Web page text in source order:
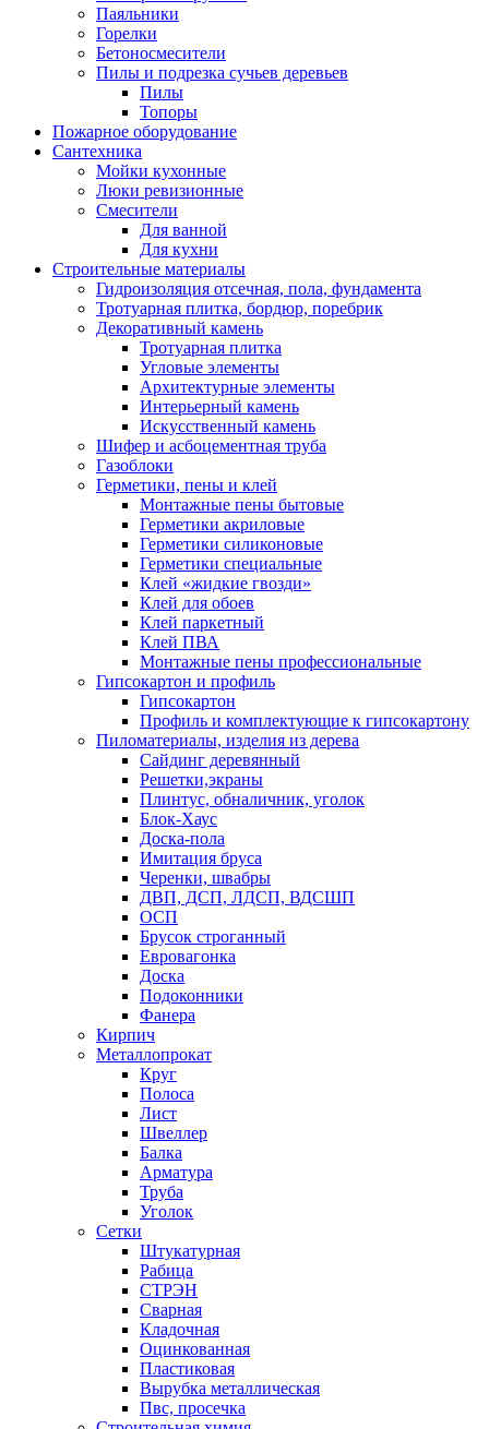
Паяльники
Горелки
Бетоносмесители
Пилы и подрезка сучьев деревьев
Пилы
Топоры
Пожарное оборудование
Сантехника
Мойки кухонные
Люки ревизионные
Смесители
Для ванной
Для кухни
Строительные материалы
Гидроизоляция отсечная, пола, фундамента
Тротуарная плитка, бордюр, поребрик
Декоративный камень
Тротуарная плитка
Угловые элементы
Архитектурные элементы
Интерьерный камень
Искусственный камень
Шифер и асбоцементная труба
Газоблоки
Герметики, пены и клей
Монтажные пены бытовые
Герметики акриловые
Герметики силиконовые
Герметики специальные
Клей «жидкие гвозди»
Клей для обоев
Клей паркетный
Клей ПВА
Монтажные пены профессиональные
Гипсокартон и профиль
Гипсокартон
Профиль и комплектующие к гипсокартону
Пиломатериалы, изделия из дерева
Сайдинг деревянный
Решетки,экраны
Плинтус, обналичник, уголок
Блок-Хаус
Доска-пола
Имитация бруса
Черенки, швабры
ДВП, ДСП, ЛДСП, ВДСШП
ОСП
Брусок строганный
Евровагонка
Доска
Подоконники
Фанера
Кирпич
Металлопрокат
Круг
Полоса
Лист
Швеллер
Балка
Арматура
Труба
Уголок
Сетки
Штукатурная
Рабица
СТРЭН
Сварная
Кладочная
Оцинкованная
Пластиковая
Вырубка металлическая
Пвс, просечка